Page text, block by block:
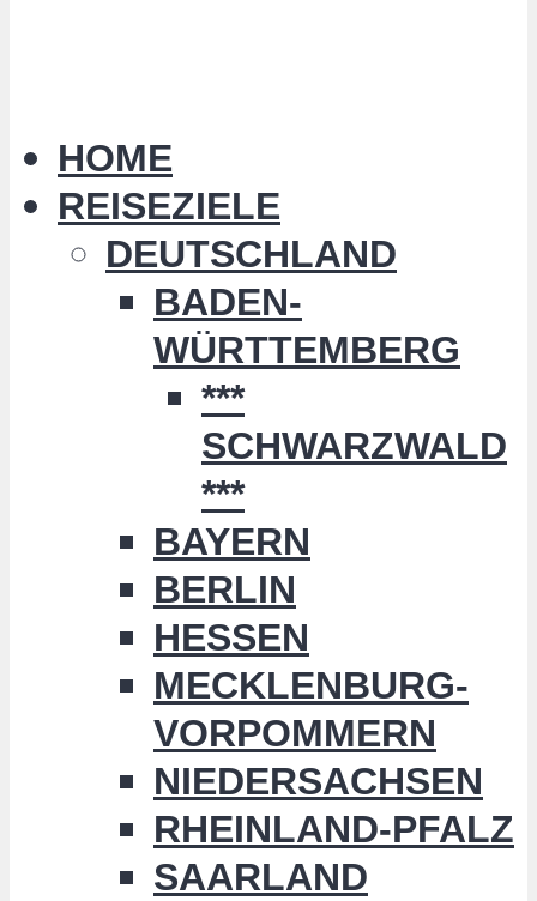
HOME
REISEZIELE
DEUTSCHLAND
BADEN-
WÜRTTEMBERG
***
SCHWARZWALD
***
BAYERN
BERLIN
HESSEN
MECKLENBURG-
VORPOMMERN
NIEDERSACHSEN
RHEINLAND-PFALZ
SAARLAND